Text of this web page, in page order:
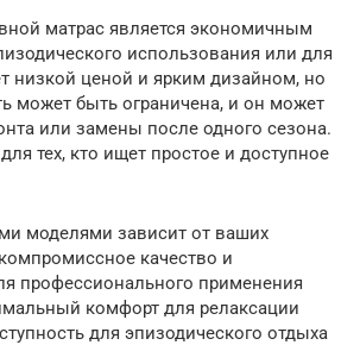
матрас является экономичным
использования или для
низкой ценой и ярким дизайном, но
может быть ограничена, и он может
или замены после одного сезона.
тех, кто ищет простое и доступное
моделями зависит от ваших
качество и
профессионального применения
комфорт для релаксации
для эпизодического отдыха